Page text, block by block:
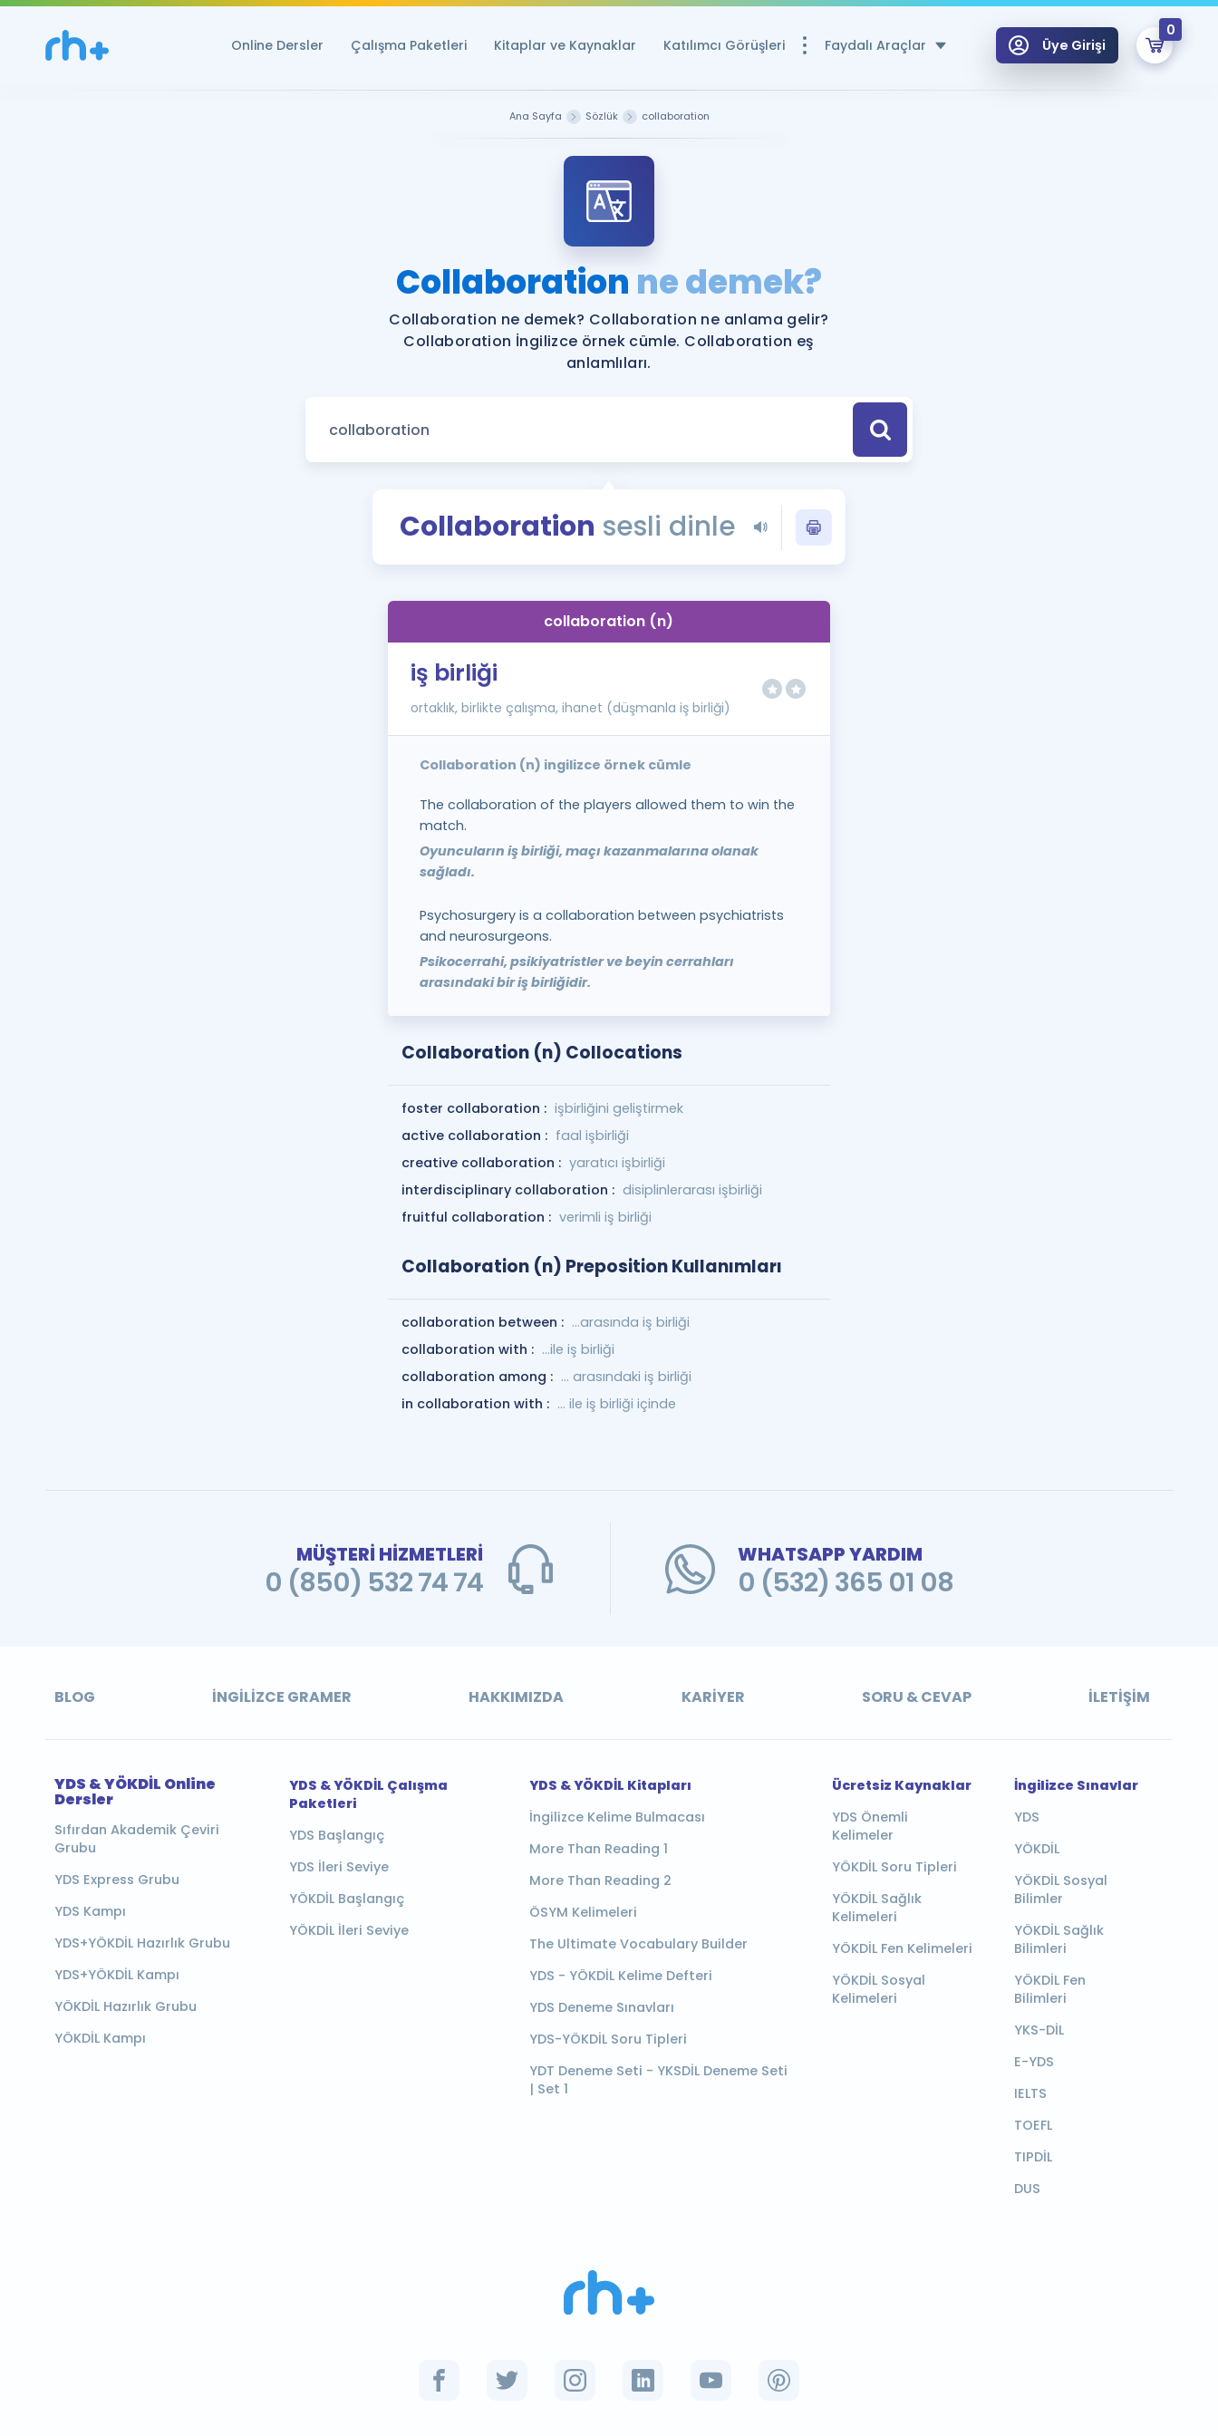
Online Dersler Çalışma Paketleri Kitaplar ve Kaynaklar Katılımcı Görüşleri Faydalı Araçlar
Ücretsiz Kaynaklar
YDS ve YÖKDİL Puan Hesaplama Aracı
YDS ve YÖKDİL'e Hazırlananlar için Öneriler
Eğitim ve Kitaplara Özel Fırsatlar
YDS - YÖKDİL Tüm Sınavlarla İlgili Haberler
İngilizce Gramer
İngilizce Gramer ve Konu Anlatımı
Üye Girişi
0
Remzi Hoca ile seni sınava hazırlayacak onlarca eğitim seni bekliyor!
Ana Sayfa Sözlük collaboration
Collaboration ne demek?
Collaboration ne demek? Collaboration ne anlama gelir?
Collaboration İngilizce örnek cümle. Collaboration eş
anlamlıları.
Collaboration sesli dinle
collaboration (n)
iş birliği
ortaklık, birlikte çalışma, ihanet (düşmanla iş birliği)
Collaboration (n) ingilizce örnek cümle
The collaboration of the players allowed them to win the
match.
Oyuncuların iş birliği, maçı kazanmalarına olanak
sağladı.
Psychosurgery is a collaboration between psychiatrists
and neurosurgeons.
Psikocerrahi, psikiyatristler ve beyin cerrahları
arasındaki bir iş birliğidir.
Collaboration (n) Collocations
foster collaboration : işbirliğini geliştirmek
active collaboration : faal işbirliği
creative collaboration : yaratıcı işbirliği
interdisciplinary collaboration : disiplinlerarası işbirliği
fruitful collaboration : verimli iş birliği
Collaboration (n) Preposition Kullanımları
collaboration between : ...arasında iş birliği
collaboration with : …ile iş birliği
collaboration among : ... arasındaki iş birliği
in collaboration with : ... ile iş birliği içinde
MÜŞTERİ HİZMETLERİ
0 (850) 532 74 74
WHATSAPP YARDIM
0 (532) 365 01 08
BLOG İNGILIZCE GRAMER HAKKIMIZDA KARIYER SORU & CEVAP İLETIŞIM
YDS & YÖKDİL Online
Dersler
Sıfırdan Akademik Çeviri
Grubu
YDS Express Grubu
YDS Kampı
YDS+YÖKDİL Hazırlık Grubu
YDS+YÖKDİL Kampı
YÖKDİL Hazırlık Grubu
YÖKDİL Kampı
YDS & YÖKDİL Çalışma
Paketleri
YDS Başlangıç
YDS İleri Seviye
YÖKDİL Başlangıç
YÖKDİL İleri Seviye
YDS & YÖKDİL Kitapları
İngilizce Kelime Bulmacası
More Than Reading 1
More Than Reading 2
ÖSYM Kelimeleri
The Ultimate Vocabulary Builder
YDS - YÖKDİL Kelime Defteri
YDS Deneme Sınavları
YDS-YÖKDİL Soru Tipleri
YDT Deneme Seti - YKSDİL Deneme Seti
| Set 1
Ücretsiz Kaynaklar
YDS Önemli
Kelimeler
YÖKDİL Soru Tipleri
YÖKDİL Sağlık
Kelimeleri
YÖKDİL Fen Kelimeleri
YÖKDİL Sosyal
Kelimeleri
İngilizce Sınavlar
YDS
YÖKDİL
YÖKDİL Sosyal
Bilimler
YÖKDİL Sağlık
Bilimleri
YÖKDİL Fen
Bilimleri
YKS-DİL
E-YDS
IELTS
TOEFL
TIPDİL
DUS